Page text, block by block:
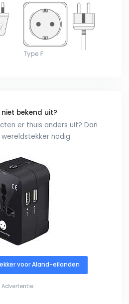
niet bekend uit?
er thuis anders uit? Dan
nodig.
voor Aland-eilanden
Advertentie